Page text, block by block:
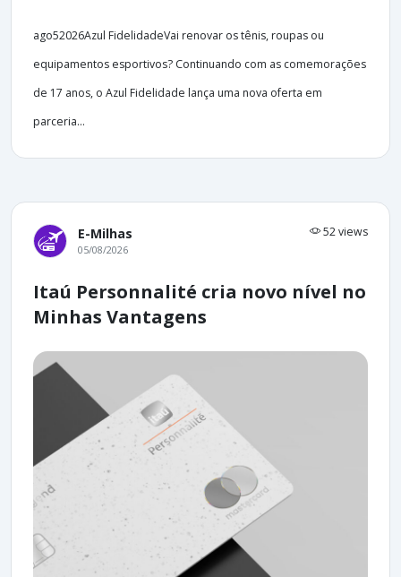
ago52026Azul FidelidadeVai renovar os tênis, roupas ou
equipamentos esportivos? Continuando com as comemorações
de 17 anos, o Azul Fidelidade lança uma nova oferta em
parceria...
E-Milhas 52 views
05/08/2026
Itaú Personnalité cria novo nível no
Minhas Vantagens